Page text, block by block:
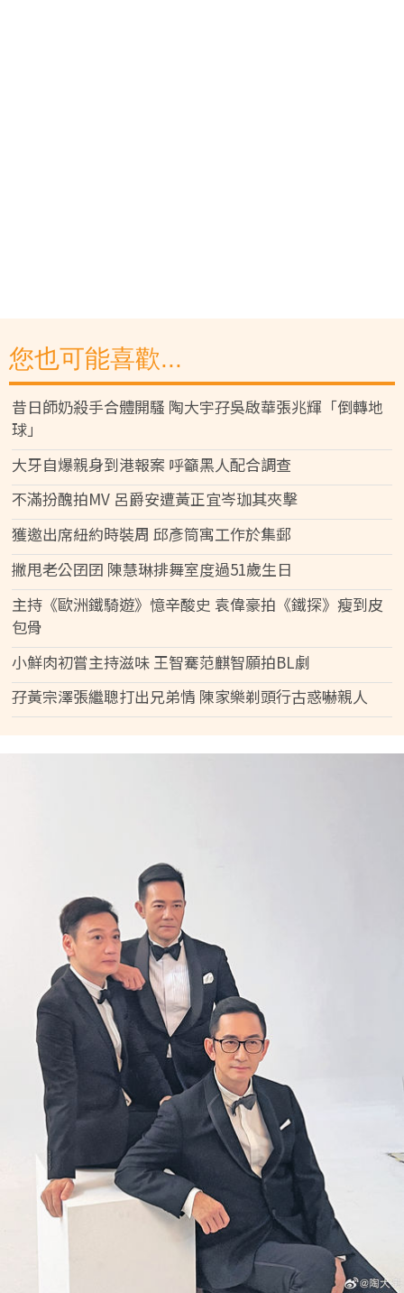
您也可能喜歡...
昔日師奶殺手合體開騷 陶大宇孖吳啟華張兆輝「倒轉地
球」
大牙自爆親身到港報案 呼籲黑人配合調查
不滿扮醜拍MV 呂爵安遭黃正宜岑珈其夾擊
獲邀出席紐約時裝周 邱彥筒寓工作於集郵
撇甩老公囝囝 陳慧琳排舞室度過51歲生日
主持《歐洲鐵騎遊》憶辛酸史 袁偉豪拍《鐵探》瘦到皮
包骨
小鮮肉初嘗主持滋味 王智騫范麒智願拍BL劇
孖黃宗澤張繼聰打出兄弟情 陳家樂剃頭行古惑嚇親人